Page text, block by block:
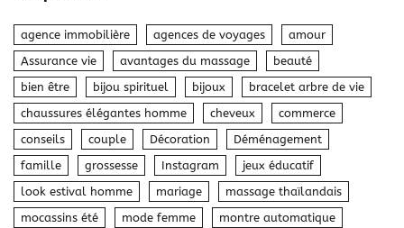
agence immobilière agences de voyages
amour
Assurance vie
avantages du massage
beauté
bien être
bijou spirituel bijoux
bracelet arbre de vie
chaussures élégantes homme
cheveux
commerce
conseils
couple Décoration
Déménagement
famille
grossesse Instagram
jeux éducatif
look estival homme
mariage
massage thaïlandais
mocassins été
mode femme
montre automatique